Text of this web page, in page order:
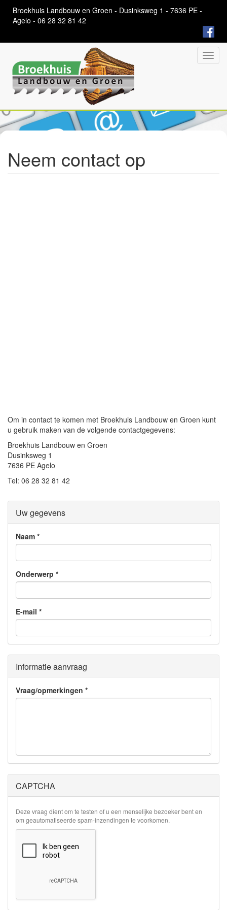
Overslaan
naar
algemene
gaan
Broekhuis Landbouw en Groen - Dusinksweg 1 - 7636 PE -
Agelo - 06 28 32 81 42
Neem contact op
Om in contact te komen met Broekhuis Landbouw en Groen kunt
u gebruik maken van de volgende contactgegevens:
Broekhuis Landbouw en Groen
Dusinksweg 1
7636 PE Agelo
Tel: 06 28 32 81 42
Uw gegevens
Naam *
Onderwerp *
E-mail *
Informatie aanvraag
Vraag/opmerkingen *
CAPTCHA
Deze vraag dient om te testen of u een menselijke bezoeker bent en
om geautomatiseerde spam-inzendingen te voorkomen.